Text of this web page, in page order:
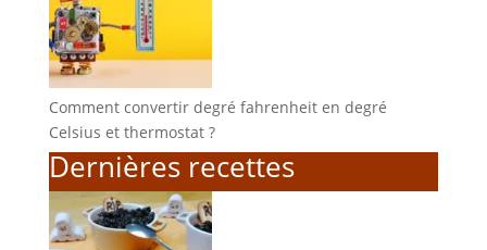
Comment convertir degré fahrenheit en degré
Celsius et thermostat ?
Dernières recettes